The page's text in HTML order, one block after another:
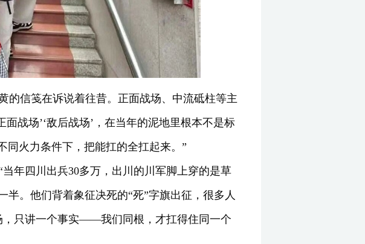
的信笺在诉说着往昔。正面战场、中流砥柱等主
战场’‘敌后战场’，在当年的泥地里根本不是标
同火力条件下，把能扛的全扛起来。”
年四川出兵30多万，出川的川军脚上穿的是草
。他们背着象征决死的“死”字旗出征，很多人
，只讲一个事实——我们同根，才扛得住同一个